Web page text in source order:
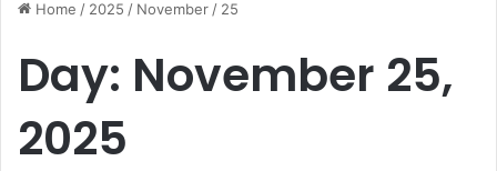
Home / 2025 / November / 25
Day: November 25,
2025